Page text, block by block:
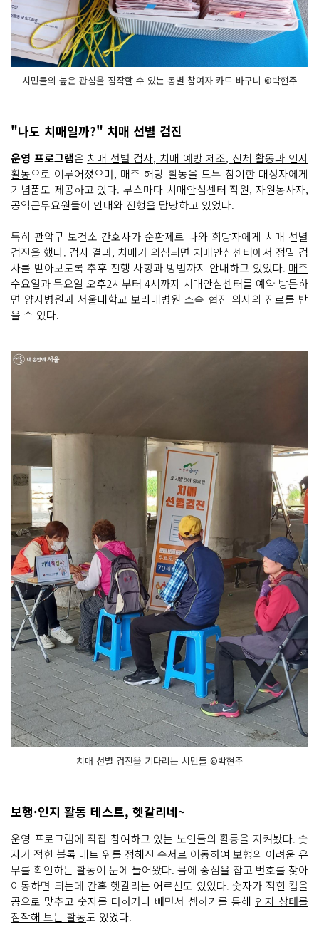
시민들의 높은 관심을 짐작할 수 있는 동별 참여자 카드 바구니 ©박현주
"나도 치매일까?" 치매 선별 검진
운영 프로그램은 치매 선별 검사, 치매 예방 체조, 신체 활동과 인지
활동으로 이루어졌으며, 매주 해당 활동을 모두 참여한 대상자에게
기념품도 제공하고 있다. 부스마다 치매안심센터 직원, 자원봉사자,
공익근무요원들이 안내와 진행을 담당하고 있었다.
특히 관악구 보건소 간호사가 순환제로 나와 희망자에게 치매 선별
검진을 했다. 검사 결과, 치매가 의심되면 치매안심센터에서 정밀 검
사를 받아보도록 추후 진행 사항과 방법까지 안내하고 있었다. 매주
수요일과 목요일 오후2시부터 4시까지 치매안심센터를 예약 방문하
면 양지병원과 서울대학교 보라매병원 소속 협진 의사의 진료를 받
을 수 있다.
치매 선별 검진을 기다리는 시민들 ©박현주
보행·인지 활동 테스트, 헷갈리네~
운영 프로그램에 직접 참여하고 있는 노인들의 활동을 지켜봤다. 숫
자가 적힌 블록 매트 위를 정해진 순서로 이동하여 보행의 어려움 유
무를 확인하는 활동이 눈에 들어왔다. 몸에 중심을 잡고 번호를 찾아
이동하면 되는데 간혹 헷갈리는 어르신도 있었다. 숫자가 적힌 컵을
공으로 맞추고 숫자를 더하거나 빼면서 셈하기를 통해 인지 상태를
짐작해 보는 활동도 있었다.